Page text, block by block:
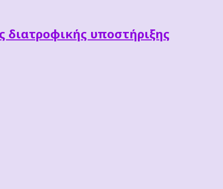
διατροφικής υποστήριξης